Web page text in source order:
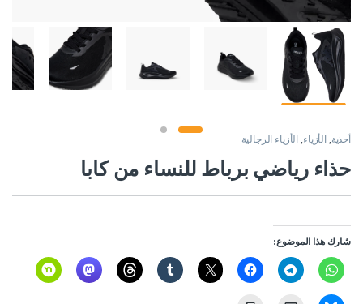
أحذية ,الأزياء الأزياء الرجالية
حذاء رياضي برباط للنساء من كابا
شارك هذا الموضوع: